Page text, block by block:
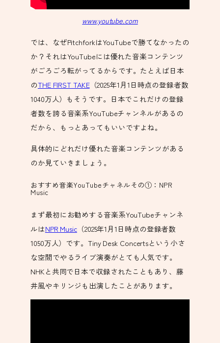
www.youtube.com
では、なぜPitchforkはYouTubeで勝てなかったの
か？それはYouTubeには優れた音楽コンテンツ
がごろごろ転がってるからです。たとえば日本
のTHE FIRST TAKE（2025年1月1日時点の登録者数
1040万人）もそうです。日本でこれだけの登録
者数を誇る音楽系YouTubeチャンネルがあるの
だから、もっとあってもいいですよね。
具体的にどれだけ優れた音楽コンテンツがある
のか見ていきましょう。
おすすめ音楽YouTubeチャネルその①：NPR
Music
まず最初にお勧めする音楽系YouTubeチャンネ
ルはNPR Music（2025年1月1日時点の登録者数
1050万人）です。Tiny Desk Concertsという小さ
な空間でやるライブ演奏がとても人気です。
NHKと共同で日本で収録されたこともあり、藤
井風やキリンジも出演したことがあります。